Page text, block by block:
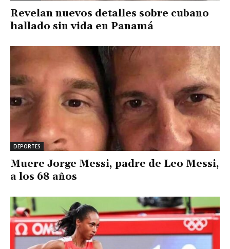
Revelan nuevos detalles sobre cubano
hallado sin vida en Panamá
DEPORTES
Muere Jorge Messi, padre de Leo Messi,
a los 68 años